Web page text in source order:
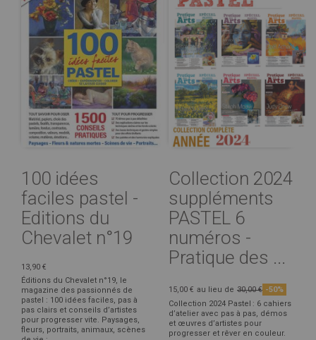
100 idées
faciles pastel -
Editions du
Chevalet n°19
13,90 €
Éditions du Chevalet n°19, le
magazine des passionnés de
pastel : 100 idées faciles, pas à
pas clairs et conseils d’artistes
pour progresser vite. Paysages,
fleurs, portraits, animaux, scènes
Collection 2024
suppléments
PASTEL 6
numéros -
Pratique des ...
15,00 € au lieu de 30,00 € -50%
Collection 2024 Pastel : 6 cahiers
d’atelier avec pas à pas, démos
et œuvres d’artistes pour
progresser et rêver en couleur.